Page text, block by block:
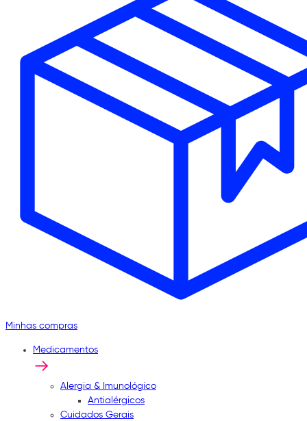
Minhas compras
Medicamentos
Alergia & Imunológico
Antialérgicos
Cuidados Gerais